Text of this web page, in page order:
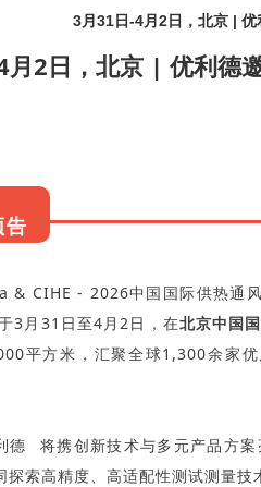
3月31日-4月2日，北京 |
月2日，北京 | 优利德
告
& CIHE - 2026中国国际供热通
3月31日至4月2日，在北京中国
平方米，汇聚全球1,300余家
德 将携创新技术与多元产品方
探索高精度、高适配性测试测量技